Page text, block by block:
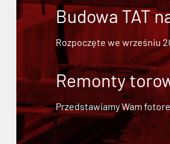
Budowa TAT
Rozpoczęte we wrześniu
Remonty
Przedstawiamy Wam